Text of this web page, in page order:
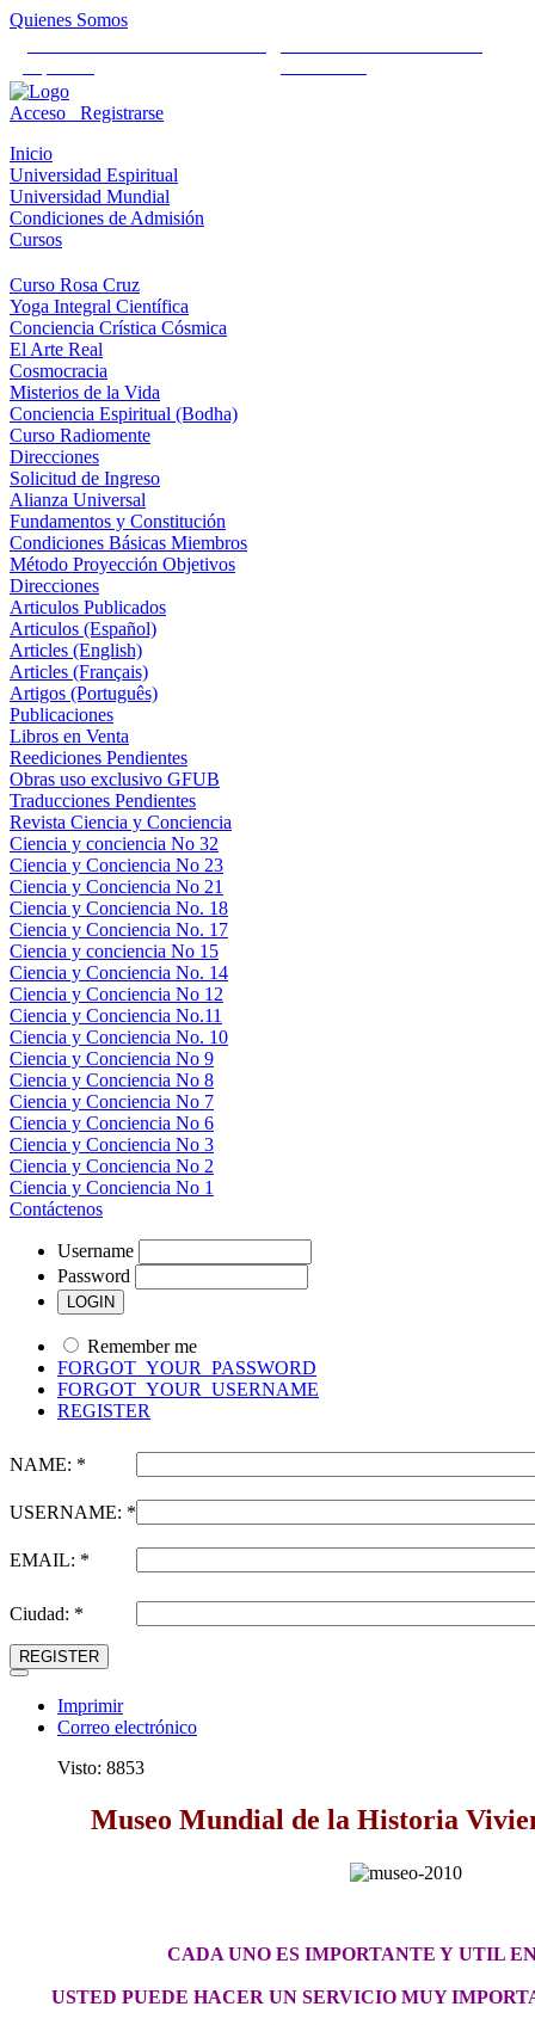
Quienes Somos
Acceso
Registrarse
Inicio
Universidad Espiritual
Universidad Mundial
Condiciones de Admisión
Cursos
Curso Rosa Cruz
Yoga Integral Científica
Conciencia Crística Cósmica
El Arte Real
Cosmocracia
Misterios de la Vida
Conciencia Espiritual (Bodha)
Curso Radiomente
Direcciones
Solicitud de Ingreso
Alianza Universal
Fundamentos y Constitución
Condiciones Básicas Miembros
Método Proyección Objetivos
Direcciones
Articulos Publicados
Articulos (Español)
Articles (English)
Articles (Français)
Artigos (Português)
Publicaciones
Libros en Venta
Reediciones Pendientes
Obras uso exclusivo GFUB
Traducciones Pendientes
Revista Ciencia y Conciencia
Ciencia y conciencia No 32
Ciencia y Conciencia No 23
Ciencia y Conciencia No 21
Ciencia y Conciencia No. 18
Ciencia y Conciencia No. 17
Ciencia y conciencia No 15
Ciencia y Conciencia No. 14
Ciencia y Conciencia No 12
Ciencia y Conciencia No.11
Ciencia y Conciencia No. 10
Ciencia y Conciencia No 9
Ciencia y Conciencia No 8
Ciencia y Conciencia No 7
Ciencia y Conciencia No 6
Ciencia y Conciencia No 3
Ciencia y Conciencia No 2
Ciencia y Conciencia No 1
Contáctenos
Username
Password
Remember me
FORGOT_YOUR_PASSWORD
FORGOT_YOUR_USERNAME
REGISTER
NAME: *
USERNAME: *
EMAIL: *
Ciudad: *
REGISTER
Imprimir
Correo electrónico
Visto: 8853
Museo Mundial de la Historia
CADA UNO ES IMPORTANTE Y UTIL
USTED PUEDE HACER UN SERVICIO MUY